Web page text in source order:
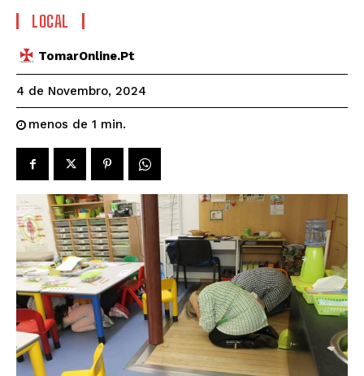
LOCAL
TomarOnline.pt
4 de Novembro, 2024
menos de 1 min.